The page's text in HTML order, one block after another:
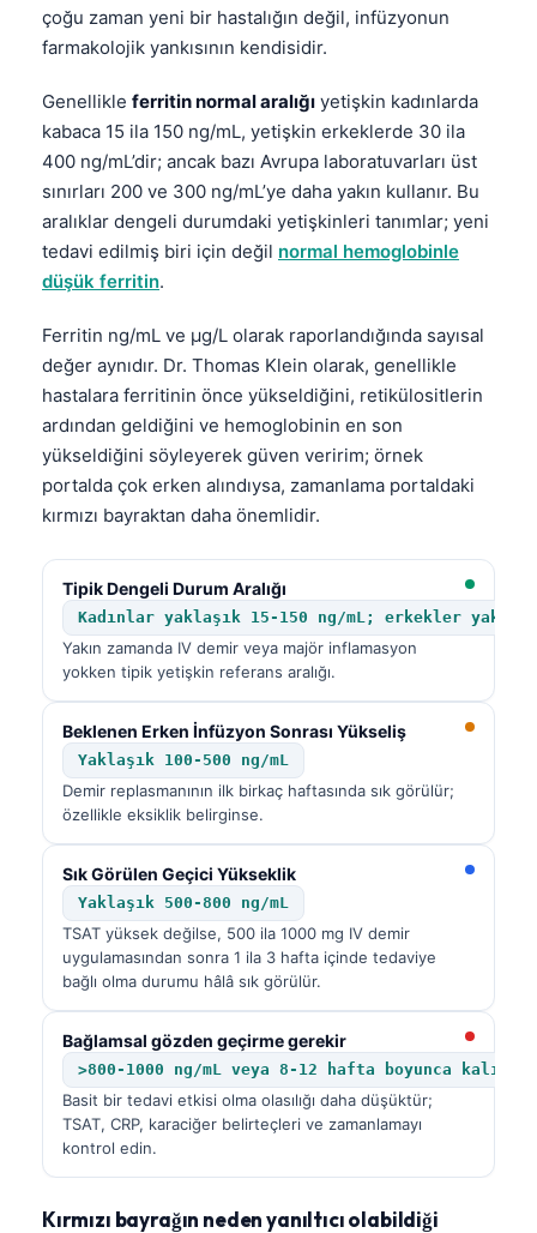
çoğu zaman yeni bir hastalığın değil, infüzyonun
farmakolojik yankısının kendisidir.
Genellikle ferritin normal aralığı yetişkin kadınlarda
kabaca 15 ila 150 ng/mL, yetişkin erkeklerde 30 ila
400 ng/mL’dir; ancak bazı Avrupa laboratuvarları üst
sınırları 200 ve 300 ng/mL’ye daha yakın kullanır. Bu
aralıklar dengeli durumdaki yetişkinleri tanımlar; yeni
tedavi edilmiş biri için değil normal hemoglobinle
düşük ferritin.
Ferritin ng/mL ve µg/L olarak raporlandığında sayısal
değer aynıdır. Dr. Thomas Klein olarak, genellikle
hastalara ferritinin önce yükseldiğini, retikülositlerin
ardından geldiğini ve hemoglobinin en son
yükseldiğini söyleyerek güven veririm; örnek
portalda çok erken alındıysa, zamanlama portaldaki
kırmızı bayraktan daha önemlidir.
Tipik Dengeli Durum Aralığı
Kadınlar yaklaşık 15-150 ng/mL; erkekler
Yakın zamanda IV demir veya majör inflamasyon
yokken tipik yetişkin referans aralığı.
Beklenen Erken İnfüzyon Sonrası Yükseliş
Yaklaşık 100-500 ng/mL
Demir replasmanının ilk birkaç haftasında sık görülür;
özellikle eksiklik belirginse.
Sık Görülen Geçici Yükseklik
Yaklaşık 500-800 ng/mL
TSAT yüksek değilse, 500 ila 1000 mg IV demir
uygulamasından sonra 1 ila 3 hafta içinde tedaviye
bağlı olma durumu hâlâ sık görülür.
Bağlamsal gözden geçirme gerekir
>800-1000 ng/mL veya 8-12 hafta boyunca kalıcı
Basit bir tedavi etkisi olma olasılığı daha düşüktür;
TSAT, CRP, karaciğer belirteçleri ve zamanlamayı
kontrol edin.
Kırmızı bayrağın neden yanıltıcı olabildiği